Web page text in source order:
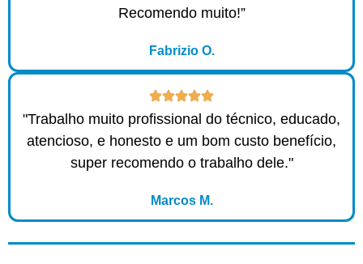
Recomendo muito!”
Fabrizio O.
"Trabalho muito profissional do técnico, educado,
atencioso, e honesto e um bom custo benefício,
super recomendo o trabalho dele."
Marcos M.